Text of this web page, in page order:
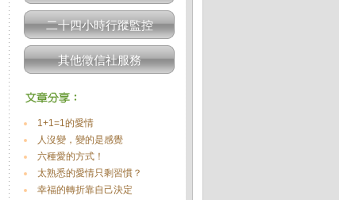
二十四小時行蹤監控
其他徵信社服務
1+1=1的愛情
人沒變，變的是感覺
六種愛的方式！
太熟悉的愛情只剩習慣？
幸福的轉折靠自己決定